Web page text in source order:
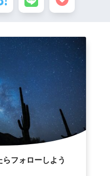
フォローしよう